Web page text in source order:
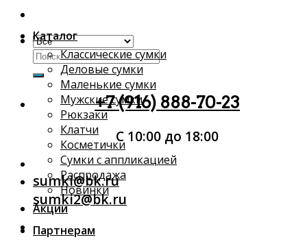
Искать:
+7 (916) 888-70-23
С 10:00 до 18:00
sumki@bk.ru
sumki2@bk.ru
Каталог
Классические сумки
Деловые сумки
Маленькие сумки
Мужские сумки
Рюкзаки
Клатчи
Косметички
Сумки с аппликацией
Распродажа
Новинки
Акции
Партнерам